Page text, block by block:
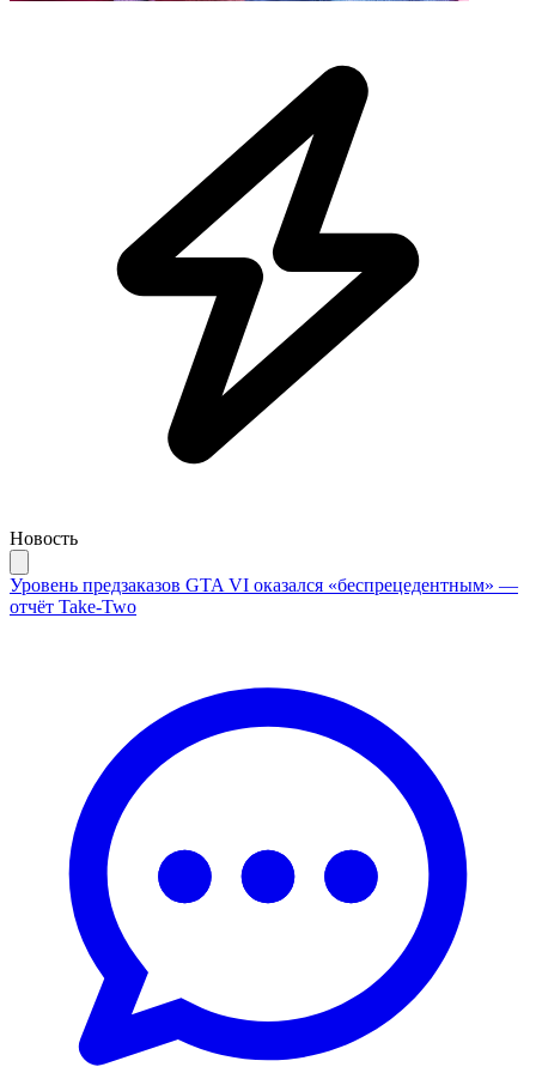
Новость
Уровень предзаказов GTA VI оказался «беспрецедентным» —
отчёт Take-Two